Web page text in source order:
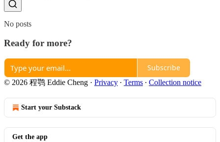
No posts
Ready for more?
Subscribe
© 2026 程鹗 Eddie Cheng · Privacy ∙ Terms ∙ Collection notice
Start your Substack
Get the app